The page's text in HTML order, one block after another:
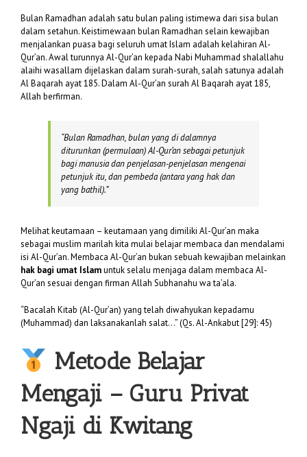
Bulan Ramadhan adalah satu bulan paling istimewa dari sisa bulan
dalam setahun. Keistimewaan bulan Ramadhan selain kewajiban
menjalankan puasa bagi seluruh umat Islam adalah kelahiran Al-
Qur’an. Awal turunnya Al-Qur’an kepada Nabi Muhammad shalallahu
alaihi wasallam dijelaskan dalam surah-surah, salah satunya adalah
Al Baqarah ayat 185. Dalam Al-Qur’an surah Al Baqarah ayat 185,
Allah berfirman.
“Bulan Ramadhan, bulan yang di dalamnya
diturunkan (permulaan) Al-Qur’an sebagai petunjuk
bagi manusia dan penjelasan-penjelasan mengenai
petunjuk itu, dan pembeda (antara yang hak dan
yang bathil).”
Melihat keutamaan – keutamaan yang dimiliki Al-Qur’an maka
sebagai muslim marilah kita mulai belajar membaca dan mendalami
isi Al-Qur’an. Membaca Al-Qur’an bukan sebuah kewajiban melainkan
hak bagi umat Islamuntuk selalu menjaga dalam membaca Al-
Qur’an sesuai dengan firman Allah Subhanahu wa ta’ala.
“Bacalah Kitab (Al-Qur’an) yang telah diwahyukan kepadamu
(Muhammad) dan laksanakanlah salat…” (Qs. Al-Ankabut [29]: 45)
Metode Belajar
Mengaji – Guru Privat
Ngaji di Kwitang